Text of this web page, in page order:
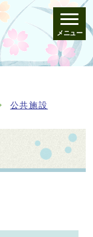
メニュー
公共施設